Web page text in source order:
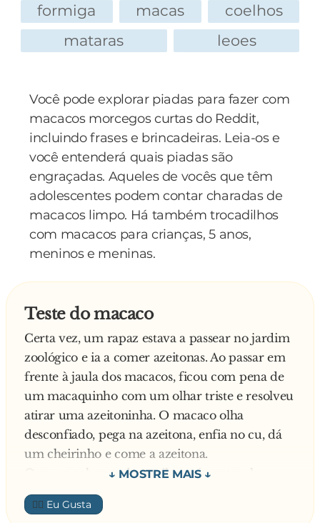
formiga
macas
coelhos
mataras
leoes
Você pode explorar piadas para fazer com
macacos morcegos curtas do Reddit,
incluindo frases e brincadeiras. Leia-os e
você entenderá quais piadas são
engraçadas. Aqueles de vocês que têm
adolescentes podem contar charadas de
macacos limpo. Há também trocadilhos
com macacos para crianças, 5 anos,
meninos e meninas.
Teste do macaco
Certa vez, um rapaz estava a passear no jardim
zoológico e ia a comer azeitonas. Ao passar em
frente à jaula dos macacos, ficou com pena de
um macaquinho com um olhar triste e resolveu
atirar uma azeitoninha. O macaco olha
desconfiado, pega na azeitona, enfia no cu, dá
um cheirinho e come a azeitona.
O rapaz achou tudo aquilo muito estranho e
resolve perguntar ao tratador dos macacos a
razão daquele comportamento, diz ele:
👍🏼